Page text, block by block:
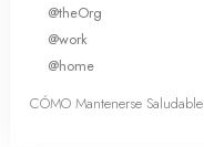
@theOrg
@work
@home
CÓMO Mantenerse Saludable